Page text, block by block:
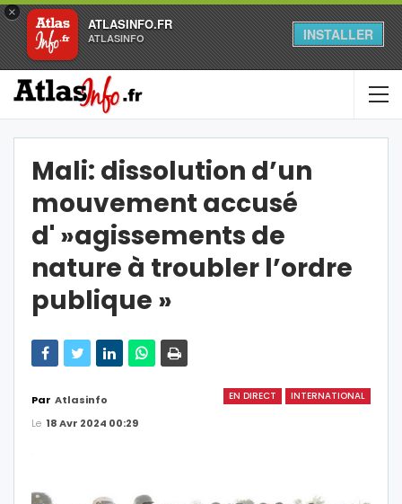
×
ATLASINFO.FR
ATLASINFO INSTALLER
Mali: dissolution d’un
mouvement accusé
d' »agissements de
nature à troubler l’ordre
publique »
EN DIRECT INTERNATIONAL
Par Atlasinfo
Le 18 Avr 2024 00:29